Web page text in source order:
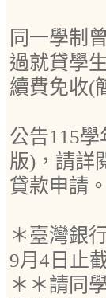
同一學制
過就貸學
續費免收(
公告115
版)，請詳
貸款申請。
＊臺灣銀
9月4日止
＊＊請同